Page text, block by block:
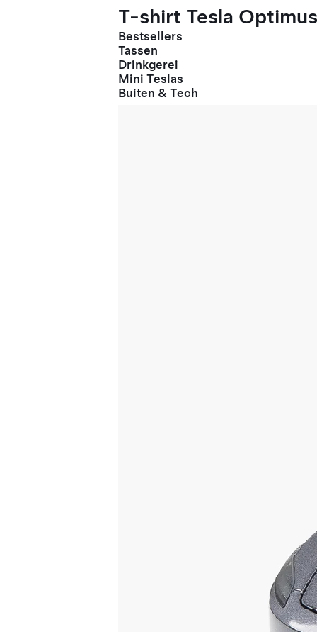
T-shirt Tesla
Bestsellers
Tassen
Drinkgerei
Mini Teslas
Buiten & Tech